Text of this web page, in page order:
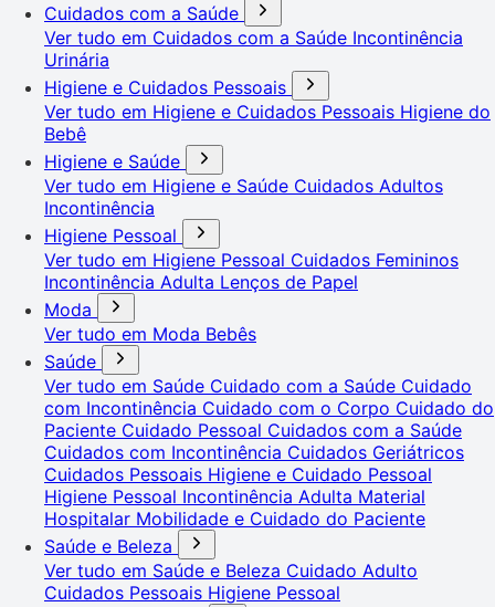
Cuidados com a Saúde
Ver tudo em Cuidados com a Saúde Incontinência
Urinária
Higiene e Cuidados Pessoais
Ver tudo em Higiene e Cuidados Pessoais Higiene do
Bebê
Higiene e Saúde
Ver tudo em Higiene e Saúde Cuidados Adultos
Incontinência
Higiene Pessoal
Ver tudo em Higiene Pessoal Cuidados Femininos
Incontinência Adulta Lenços de Papel
Moda
Ver tudo em Moda Bebês
Saúde
Ver tudo em Saúde Cuidado com a Saúde Cuidado
com Incontinência Cuidado com o Corpo Cuidado do
Paciente Cuidado Pessoal Cuidados com a Saúde
Cuidados com Incontinência Cuidados Geriátricos
Cuidados Pessoais Higiene e Cuidado Pessoal
Higiene Pessoal Incontinência Adulta Material
Hospitalar Mobilidade e Cuidado do Paciente
Saúde e Beleza
Ver tudo em Saúde e Beleza Cuidado Adulto
Cuidados Pessoais Higiene Pessoal